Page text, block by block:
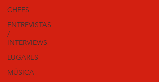
CHEFS
ENTREVISTAS
/
INTERVIEWS
LUGARES
MÚSICA